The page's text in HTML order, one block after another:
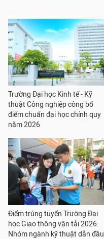
Trường Đại học Kinh tế - Kỹ
thuật Công nghiệp công bố
điểm chuẩn đại học chính quy
năm 2026
Điểm trúng tuyển Trường Đại
học Giao thông vận tải 2026:
Nhóm ngành kỹ thuật dẫn đầu